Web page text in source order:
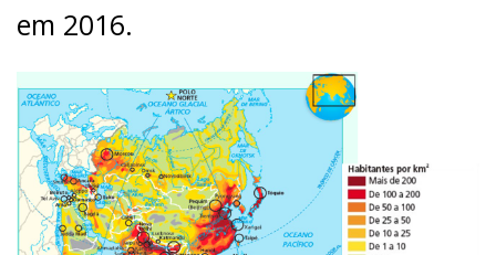
em 2016.